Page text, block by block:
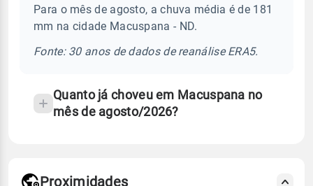
sobre
chuva
Para o mês de agosto, a chuva média é de 181
mm na cidade Macuspana - ND.
Fonte: 30 anos de dados de reanálise ERA5.
Quanto já choveu em Macuspana no
mês de agosto/2026?
Proximidades